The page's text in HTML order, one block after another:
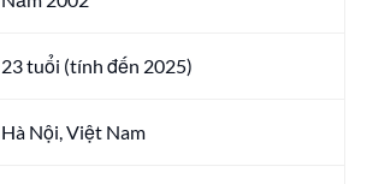
23 tuổi (tính đến 2025)
Hà Nội, Việt Nam